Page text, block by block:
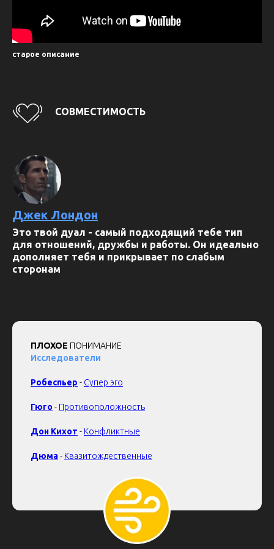
старое описание
СОВМЕСТИМОСТЬ
Джек Лондон
Это твой дуал - самый подходящий тебе тип
для отношений, дружбы и работы. Он идеально
дополняет тебя и прикрывает по слабым
сторонам
ПЛОХОЕ ПОНИМАНИЕ
Исследователи
Робеспьер - Супер эго
Гюго - Противоположность
Дон Кихот - Конфликтные
Дюма- Квазитождественные